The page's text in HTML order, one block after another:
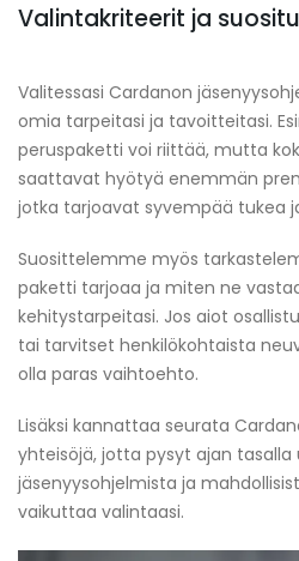
Valintakriteerit ja
Valitessasi Cardanon
omia tarpeitasi ja tavoitteitasi.
peruspaketti voi riittää, mutta
saattavat hyötyä enemmän
jotka tarjoavat syvempää tukea
Suosittelemme myös
paketti tarjoaa ja miten ne
kehitystarpeitasi. Jos aiot
tai tarvitset henkilökohtaista
olla paras vaihtoehto.
Lisäksi kannattaa seurata
yhteisöjä, jotta pysyt ajan tasalla
jäsenyysohjelmista ja
vaikuttaa valintaasi.